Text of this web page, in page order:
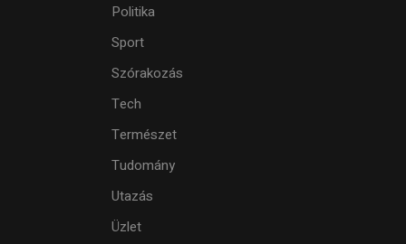
Politika
Sport
Szórakozás
Tech
Természet
Tudomány
Utazás
Üzlet